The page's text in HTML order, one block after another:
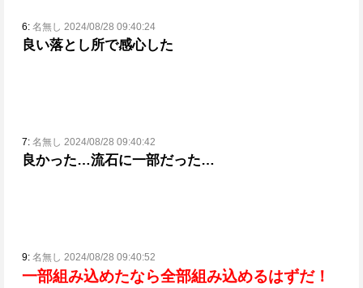
6: 名無し 2024/08/28 09:40:24
良い落とし所で感心した
7: 名無し 2024/08/28 09:40:42
良かった…流石に一部だった…
9: 名無し 2024/08/28 09:40:52
一部組み込めたなら全部組み込めるはずだ！